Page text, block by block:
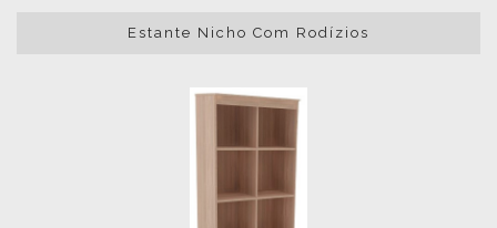
Estante Nicho Com Rodízios